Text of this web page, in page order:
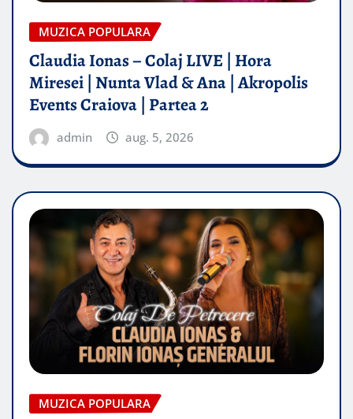
MUZICA POPULARA
Claudia Ionas – Colaj LIVE | Hora
Miresei | Nunta Vlad & Ana | Akropolis
Events Craiova | Partea 2
admin aug. 5, 2026
MUZICA POPULARA